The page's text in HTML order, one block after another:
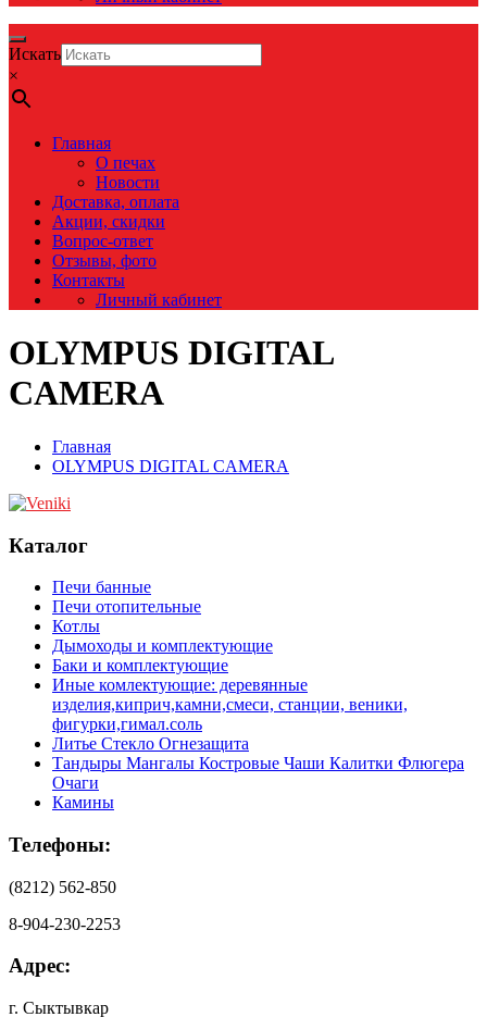
Искать
×
Главная
О печах
Новости
Доставка, оплата
Акции, скидки
Вопрос-ответ
Отзывы, фото
Контакты
Личный кабинет
OLYMPUS DIGITAL
CAMERA
Главная
OLYMPUS DIGITAL CAMERA
Каталог
Печи банные
Печи отопительные
Котлы
Дымоходы и комплектующие
Баки и комплектующие
Иные комлектующие: деревянные
изделия,киприч,камни,смеси, станции, веники,
фигурки,гимал.соль
Литье Стекло Огнезащита
Тандыры Мангалы Костровые Чаши Калитки Флюгера
Очаги
Камины
Телефоны:
(8212) 562-850
8-904-230-2253
Адрес:
г. Сыктывкар